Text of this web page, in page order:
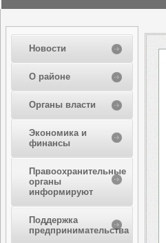
Новости
О районе
Органы власти
Экономика и
финансы
Правоохранительные
органы
информируют
Поддержка
предпринимательства